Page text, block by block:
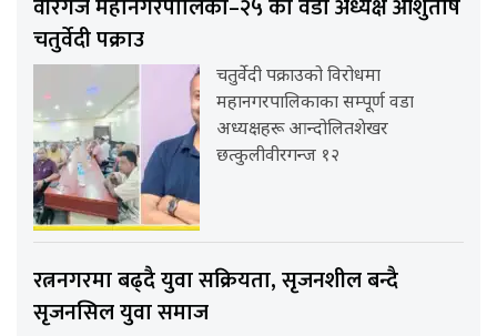
चतुर्वेदी पक्राउ
चतुर्वेदी पक्राउको विरोधमा
महानगरपालिकाका सम्पूर्ण वडा
अध्यक्षहरू आन्दोलितशेखर
छत्कुलीवीरगन्ज १२
रत्ननगरमा बढ्दै युवा सक्रियता, सृजनशील बन्दै
सृजनसिल युवा समाज